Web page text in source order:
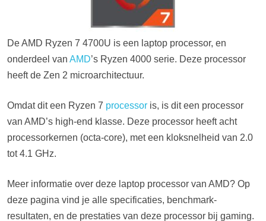
De AMD Ryzen 7 4700U is een laptop processor, en
onderdeel van AMD’s Ryzen 4000 serie. Deze processor
heeft de Zen 2 microarchitectuur.
Omdat dit een Ryzen 7 processor is, is dit een processor
van AMD’s high-end klasse. Deze processor heeft acht
processorkernen (octa-core), met een kloksnelheid van 2.0
tot 4.1 GHz.
Meer informatie over deze laptop processor van AMD? Op
deze pagina vind je alle specificaties, benchmark-
resultaten, en de prestaties van deze processor bij gaming.